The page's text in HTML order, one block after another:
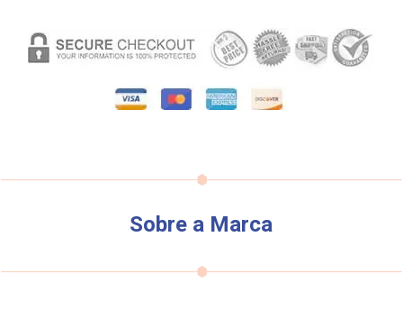
Sobre a Marca